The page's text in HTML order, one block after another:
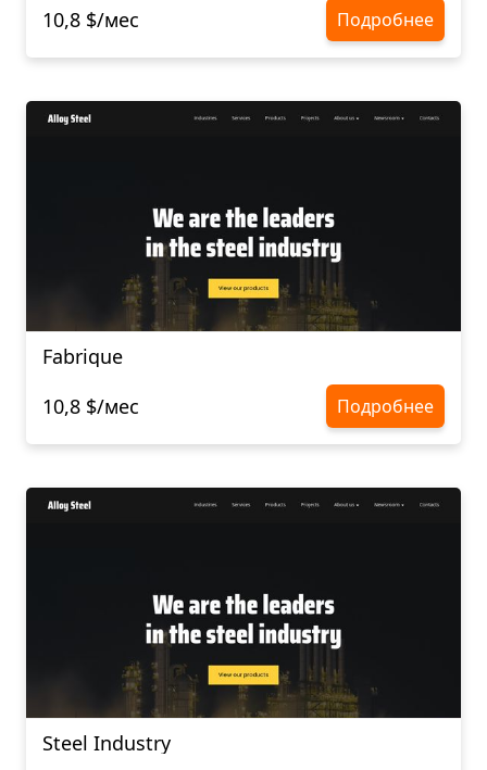
10,8 $/мес
Подробнее
Fabrique
10,8 $/мес
Подробнее
Steel Industry